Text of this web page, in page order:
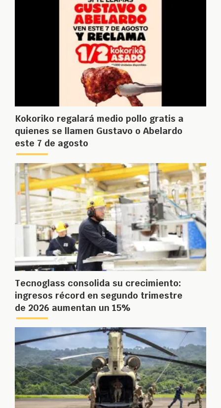
Kokoriko regalará medio pollo gratis a
quienes se llamen Gustavo o Abelardo
este 7 de agosto
Tecnoglass consolida su crecimiento:
ingresos récord en segundo trimestre
de 2026 aumentan un 15%